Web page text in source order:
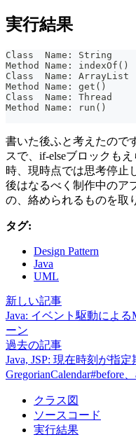
実行結果
Class  Name: String
Method Name: indexOf()
Class  Name: ArrayList
Method Name: get()
Class  Name: Thread
Method Name: run()
書いた後ふと考えたので
スで、if-elseブロックも
時、現時点では思考停止
後はなるべく制作中のア
の、絡められるものを取
タグ:
Design Pattern
Java
UML
新しい記事
Java: イベント駆動による
ーン
過去の記事
Java, JSP: 現在時刻が指
GregorianCalendar#before
クラス図
ソースコード
実行結果